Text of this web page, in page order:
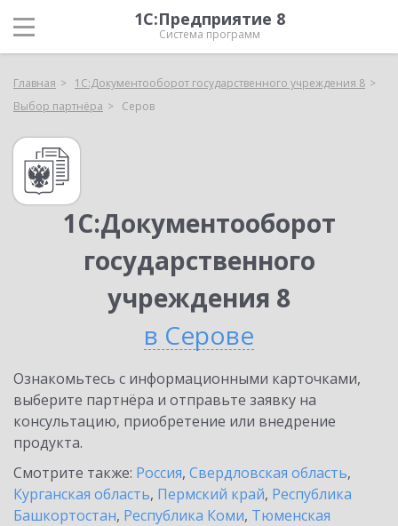
1С:Предприятие 8
Система программ
Главная
1С:Документооборот государственного учреждения 8
Выбор партнёра
Серов
1С:Документооборот
государственного
учреждения 8
в Серове
Ознакомьтесь с информационными карточками,
выберите партнёра и отправьте заявку на
консультацию, приобретение или внедрение
продукта.
Смотрите также: Россия, Свердловская область,
Курганская область, Пермский край, Республика
Башкортостан, Республика Коми, Тюменская